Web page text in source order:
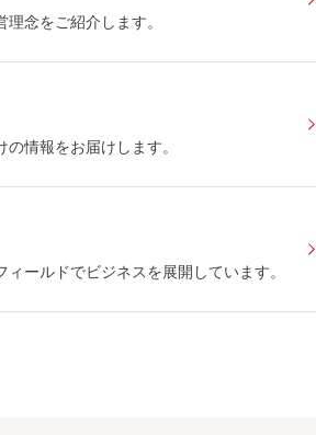
念をご紹介します。
情報をお届けします。
ールドでビジネスを展開しています。